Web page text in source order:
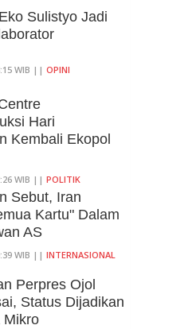
Juta
WIB ||HUKUM
Pejabat
Dari Bupati
WIB ||HUKUM
Sulistyo Jadi
WIB || OPINI
Hari
Kembali Ekopol
WIB || POLITIK
Sebut, Iran
Kartu" Dalam
AS
WIB || INTERNASIONAL
Perpres Ojol
Status Dijadikan
Mikro